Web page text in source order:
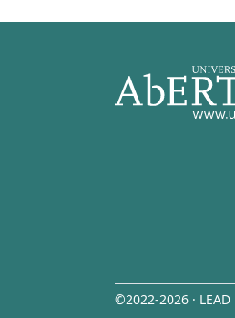
©2022-2026 · LEAD